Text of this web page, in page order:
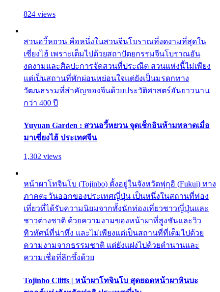
824 views
สวนอวี้หยวน คือหนึ่งในสวนจีนโบราณที่งดงามที่สุดใน
เซี่ยงไฮ้ เพราะเต็มไปด้วยสถาปัตยกรรมจีนโบราณอัน
งดงามและศิลปะการจัดสวนที่ประณีต สวนแห่งนี้ไม่เพียง
แต่เป็นสถานที่พักผ่อนหย่อนใจแต่ยังเป็นมรดกทาง
วัฒนธรรมที่สำคัญของจีนด้วยประวัติศาสตร์อันยาวนาน
กว่า 400 ปี
Yuyuan Garden : สวนอวี้หยวน จุดเช็กอินห้ามพลาดเมื่อ
มาเซี่ยงไฮ้ ประเทศจีน
1,302 views
หน้าผาโทจินโบ (Tojinbo) ตั้งอยู่ในจังหวัดฟุกุอิ (Fukui) ทาง
ภาคตะวันออกของประเทศญี่ปุ่น เป็นหนึ่งในสถานที่ท่อง
เที่ยวที่ได้รับความนิยมจากทั้งนักท่องเที่ยวชาวญี่ปุ่นและ
ชาวต่างชาติ ด้วยความงามของหน้าผาที่สูงชันและวิว
ทิวทัศน์ที่น่าทึ่ง และไม่เพียงแต่เป็นสถานที่ที่เต็มไปด้วย
ความงามจากธรรมชาติ แต่ยังแฝงไปด้วยตำนานและ
ความเชื่อที่ลึกซึ้งด้วย
Tojinbo Cliffs | หน้าผาโทจินโบ สุดยอดหน้าผาหินบะ